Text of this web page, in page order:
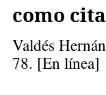
como
Valdés
78. [En línea]